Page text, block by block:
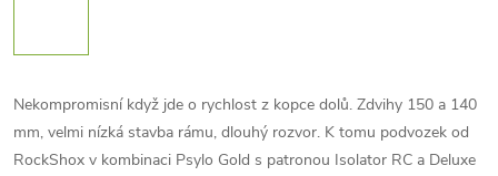
Nekompromisní když jde o rychlost z kopce dolů. Zdvihy 150 a 140
mm, velmi nízká stavba rámu, dlouhý rozvor. K tomu podvozek od
RockShox v kombinaci Psylo Gold s patronou Isolator RC a Deluxe